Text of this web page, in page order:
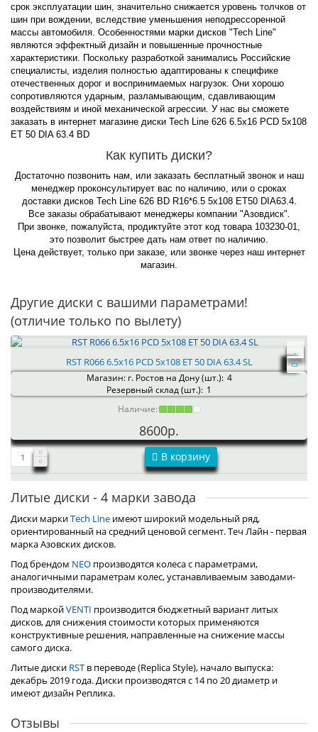
срок эксплуатации шин, значительно снижается уровень толчков от
шин при вождении, вследствие уменьшения неподрессоренной
массы автомобиля. Особенностями марки дисков "Tech Line"
являются эффектный дизайн и повышенные прочностные
характеристики. Поскольку разработкой занимались Российские
специалисты, изделия полностью адаптированы к специфике
отечественных дорог и воспринимаемых нагрузок. Они хорошо
сопротивляются ударным, разламывающим, сдавливающим
воздействиям и иной механической агрессии. У нас вы сможете
заказать в интернет магазине диски Tech Line 626 6.5x16 PCD 5x108
ET 50 DIA 63.4 BD
Как купить диски?
Достаточно позвонить нам, или заказать бесплатный звонок и наш
менеджер проконсультирует вас по наличию, или о сроках
доставки дисков Tech Line 626 BD R16*6.5 5x108 ET50 DIA63.4.
Все заказы обрабатывают менеджеры компании "Азовдиск".
При звонке, пожалуйста, продиктуйте этот код товара 103230-01,
это позволит быстрее дать нам ответ по наличию.
Цена действует, только при заказе, или звонке через наш интернет
магазин.
Другие диски с вашими параметрами!
(отличие только по вылету)
RST R066 6.5x16 PCD 5x108 ET 50 DIA 63.4 SL
Магазин: г. Ростов на Дону (шт.): 4
Резервный склад (шт.): 1
Наличие:
8600р.
В корзину
Литые диски - 4 марки завода
Диски маркиTech Line имеют широкий модельный ряд,
ориентированный на средний ценовой сегмент. Теч Лайн - первая
марка Азовских дисков.
Под брендом NEO производятся колеса с параметрами,
аналогичными параметрам колес, устанавливаемым заводами-
производителями.
Под маркойVENTI производится бюджетный вариант литых
дисков, для снижения стоимости которых применяются
конструктивные решения, направленные на снижение массы
самого диска.
Литые диски RST в переводе (Replica Style), начало выпуска:
декабрь 2019 года. Диски производятся с 14 по 20 диаметр и
имеют дизайн Реплика.
Отзывы